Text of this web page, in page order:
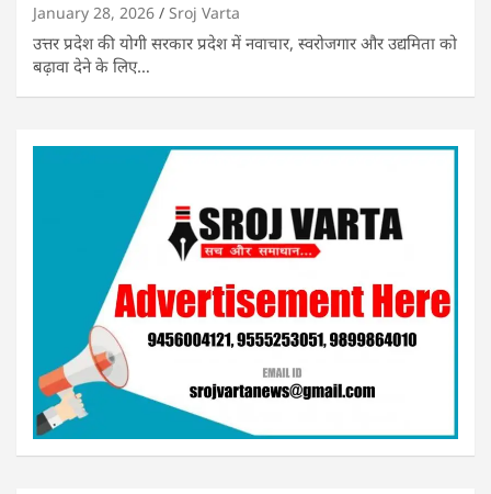
January 28, 2026 Sroj Varta
उत्तर प्रदेश की योगी सरकार प्रदेश में नवाचार, स्वरोजगार और उद्यमिता को
बढ़ावा देने के लिए…